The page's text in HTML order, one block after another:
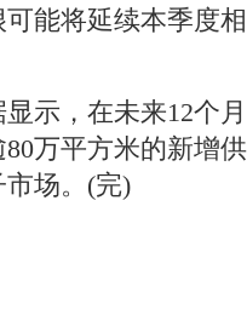
能将延续本季度
，在未来12个月
万平方米的新增
场。(完)